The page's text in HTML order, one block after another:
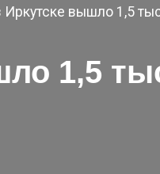
Иркутске вышло 1,5
1,5